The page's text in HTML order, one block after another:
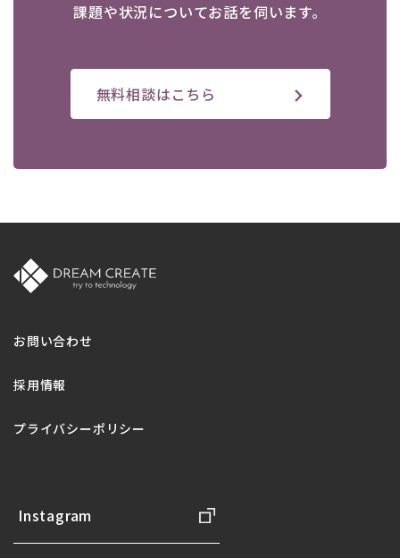
課題や状況についてお話を伺います。
無料相談はこちら
お問い合わせ
採用情報
プライバシーポリシー
Instagram